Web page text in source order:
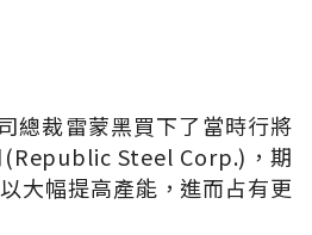
總裁雷蒙黑買下了當時行將
(Republic Steel Corp.)，期
大幅提高產能，進而占有更